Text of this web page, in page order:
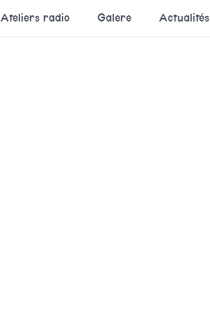
Ateliers radio Galere Actualités